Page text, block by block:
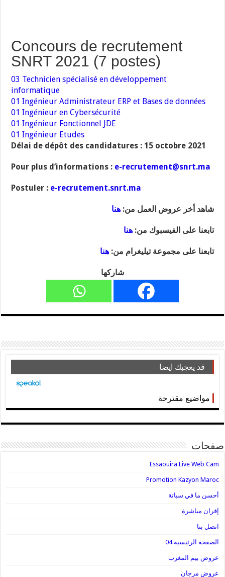
Concours de recrutement
SNRT 2021 (7 postes)
03 Technicien spécialisé en développement
informatique
01 Ingénieur Administrateur ERP et Bases de données
01 Ingénieur en Cybersécurité
01 Ingénieur Fonctionnel JDE
01 Ingénieur Etudes
Délai de dépôt des candidatures : 15 octobre 2021
Pour plus d’informations : e-recrutement@snrt.ma
Postuler : e-recrutement.snrt.ma
شاهد أخر عروض العمل من:هنا
تابعنا على الفيسبوك من:هنا
تابعنا على مجموعة تيليغرام من:هنا
شاركها
قد يعجبك ايضا
مواضيع مقترحة
صفحات
Essaouira Live Web Cam
Promotion Kazyon Maroc
أحسن ما في سباتة
إفران مباشرة
اتصل بنا
الصفحة الرئيسية 04
عروض بيم المغرب
عروض مرجان